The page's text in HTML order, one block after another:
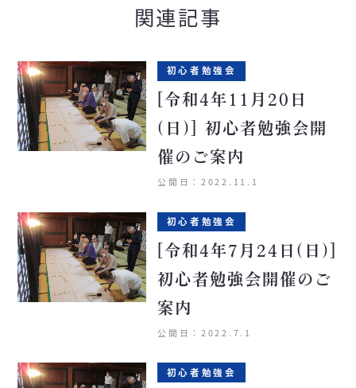
関連記事
初心者勉強会
[令和4年11月20日
(日)] 初心者勉強会開
催のご案内
公開日：2022.11.1
初心者勉強会
[令和4年7月24日(日)]
初心者勉強会開催のご
案内
公開日：2022.7.1
初心者勉強会